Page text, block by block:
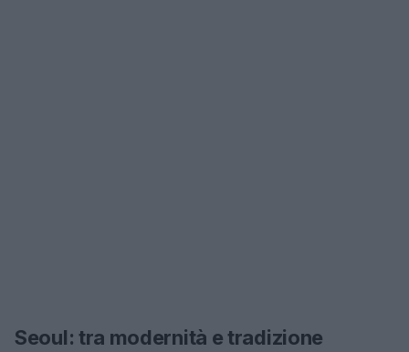
Seoul: tra modernità e tradizione